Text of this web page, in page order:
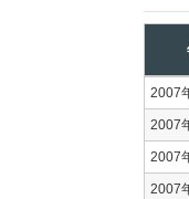
2007
2007
2007
2007